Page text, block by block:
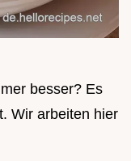
besser? Es
Wir arbeiten hier